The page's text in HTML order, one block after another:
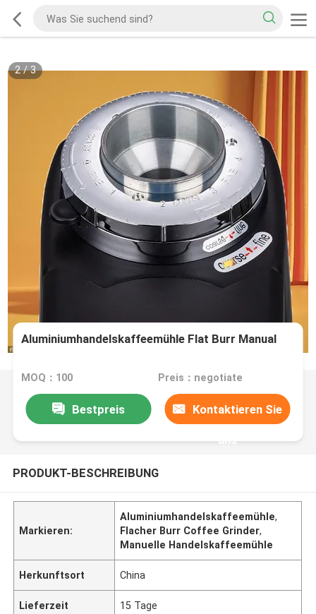
2/3
Aluminiumhandelskaffeemühle Flat Burr Manual
MOQ：100 Preis：negotiate
Bestpreis Kontaktieren Sie
uns
PRODUKT-BESCHREIBUNG
Markieren:
Aluminiumhandelskaffeemühle,
Flacher Burr Coffee Grinder,
Manuelle Handelskaffeemühle
Herkunftsort China
Lieferzeit 15 Tage